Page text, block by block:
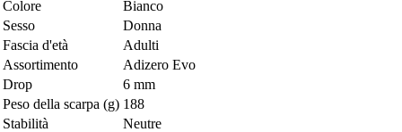
Colore
Bianco
Sesso
Donna
Fascia d'età
Adulti
Assortimento
Adizero Evo
Drop
6 mm
Peso della scarpa (g) 188
Stabilità
Neutre